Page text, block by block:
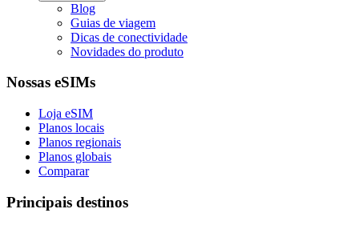
Blog
Guias de viagem
Dicas de conectividade
Novidades do produto
Nossas eSIMs
Loja eSIM
Planos locais
Planos regionais
Planos globais
Comparar
Principais destinos